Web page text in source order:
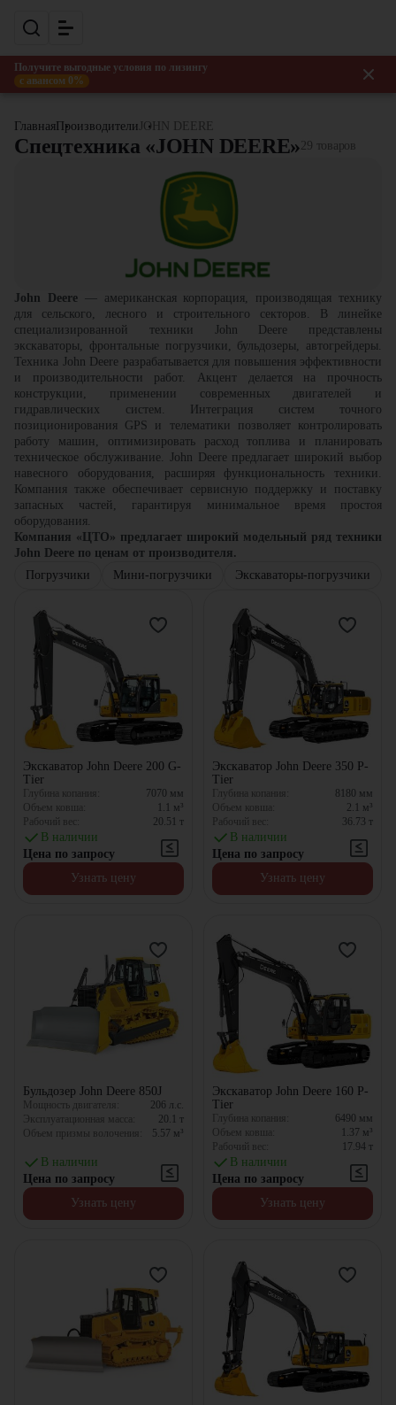
Получите выгодные условия по лизингу
с авансом 0%
Главная Производители JOHN DEERE
Спецтехника «JOHN DEERE»29 товаров
John Deere —американская корпорация, производящая технику
для сельского, лесного и строительного секторов. В линейке
специализированной техники John Deere представлены
экскаваторы, фронтальные погрузчики, бульдозеры, автогрейдеры.
Техника John Deere разрабатывается для повышения эффективности
и производительности работ. Акцент делается на прочность
конструкции, применении современных двигателей и
гидравлических систем. Интеграция систем точного
позиционирования GPS и телематики позволяет контролировать
работу машин, оптимизировать расход топлива и планировать
техническое обслуживание. John Deere предлагает широкий выбор
навесного оборудования, расширяя функциональность техники.
Компания также обеспечивает сервисную поддержку и поставку
запасных частей, гарантируя минимальное время простоя
оборудования.
Компания « ЦТО» предлагает широкий модельный ряд техники
John Deere по ценам от производителя.
Погрузчики
Мини-погрузчики Экскаваторы-погрузчики
Экскаватор John Deere 200 G-
Tier
Глубина копания: 7070 мм
Объем ковша:
1.1 м³
Рабочий вес:
20.51 т
В наличии
Цена по запросу
Узнать цену
Экскаватор John Deere 350 P-
Tier
Глубина копания: 8180 мм
Объем ковша:
2.1 м³
Рабочий вес:
36.73 т
В наличии
Цена по запросу
Узнать цену
Бульдозер John Deere 850J
Мощность двигателя: 206 л.с.
Эксплуатационная масса:
20.1 т
Объем призмы волочения:
5.57 м³
В наличии
Цена по запросу
Узнать цену
Экскаватор John Deere 160 P-
Tier
Глубина копания: 6490 мм
Объем ковша:
1.37 м³
Рабочий вес:
17.94 т
В наличии
Цена по запросу
Узнать цену